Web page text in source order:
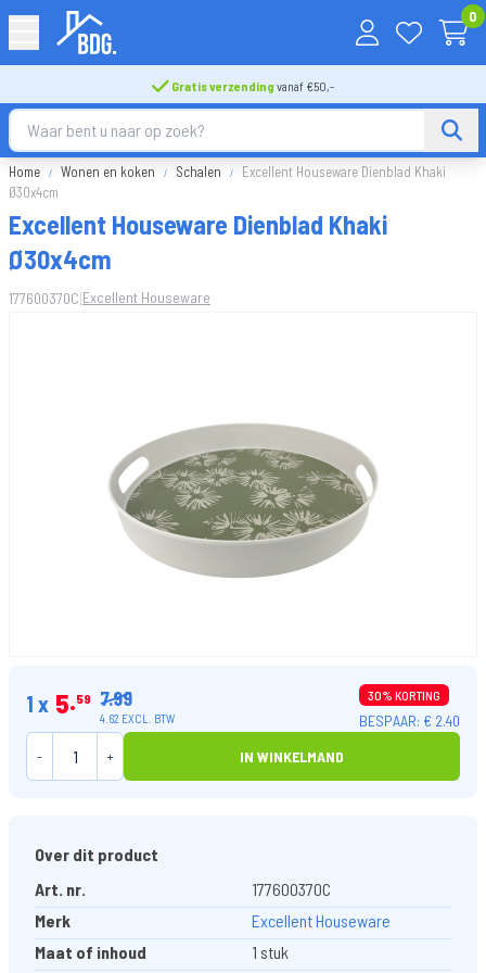
0
Gratis verzending vanaf €50,-
Home Wonen en koken Schalen
Excellent Houseware Dienblad Khaki
Ø30x4cm
Excellent Houseware Dienblad Khaki
Ø30x4cm
177600370C|Excellent Houseware
1 x 5 59 7.99
4.62 EXCL. BTW
30% KORTING
BESPAAR: € 2.40
-
+ IN WINKELMAND
Over dit product
Art. nr.
177600370C
Merk
Excellent Houseware
Maat of inhoud
1 stuk